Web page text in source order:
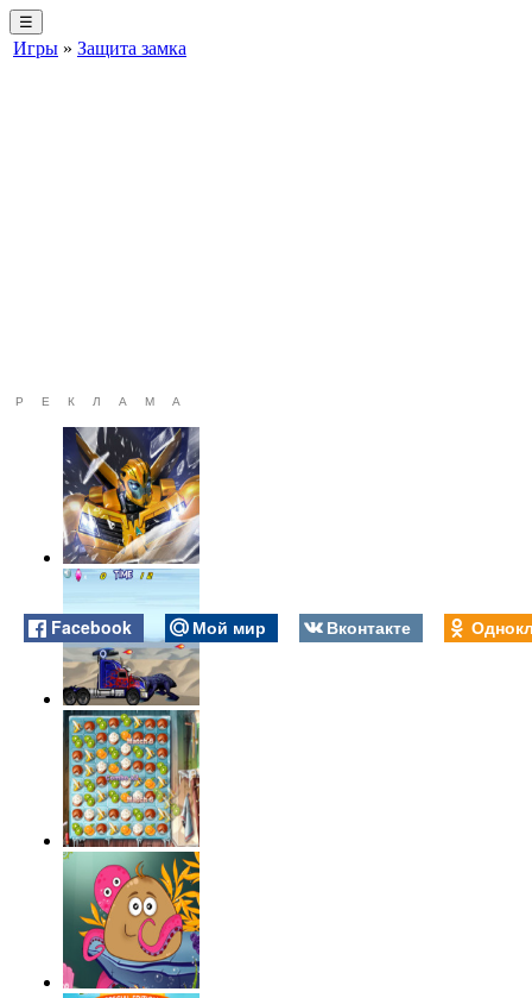
☰
Игры » Защита замка
РЕКЛАМА
Facebook Мой мир Вконтакте